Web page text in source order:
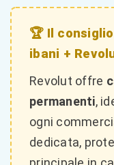
🏆 Il
ibani +
Revolut offre
permanenti,
ogni
dedicata,